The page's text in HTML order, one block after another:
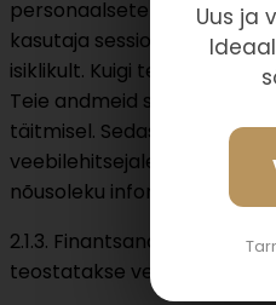
personaalsete
kasutaja sessiooni
isiklikult. Kuigi teatud sorti
Teie andmeid säilitada –
täitmisel. Sedasorti
veebilehitsejale ainult juhul
nõusoleku informatsiooni
2.1.3. Finantsandmed:
teostatakse veebipoes
Uus ja